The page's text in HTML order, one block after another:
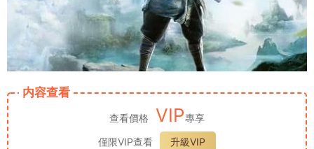
内容查看
查看價格 VIP專享
僅限VIP查看
升級VIP